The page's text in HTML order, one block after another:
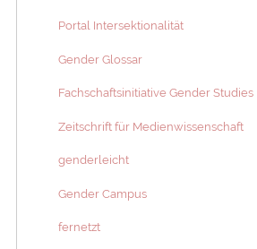
Portal Intersektionalität
Gender Glossar
Fachschaftsinitiative Gender Studies
Zeitschrift für Medienwissenschaft
genderleicht
Gender Campus
fernetzt